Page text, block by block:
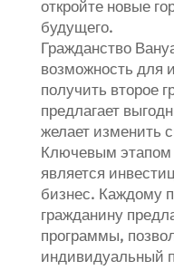
откройте новые
будущего.
Гражданство
возможность для
получить второе
предлагает
желает изменить
Ключевым этапом
является
бизнес. Каждому
гражданину
программы,
индивидуальный